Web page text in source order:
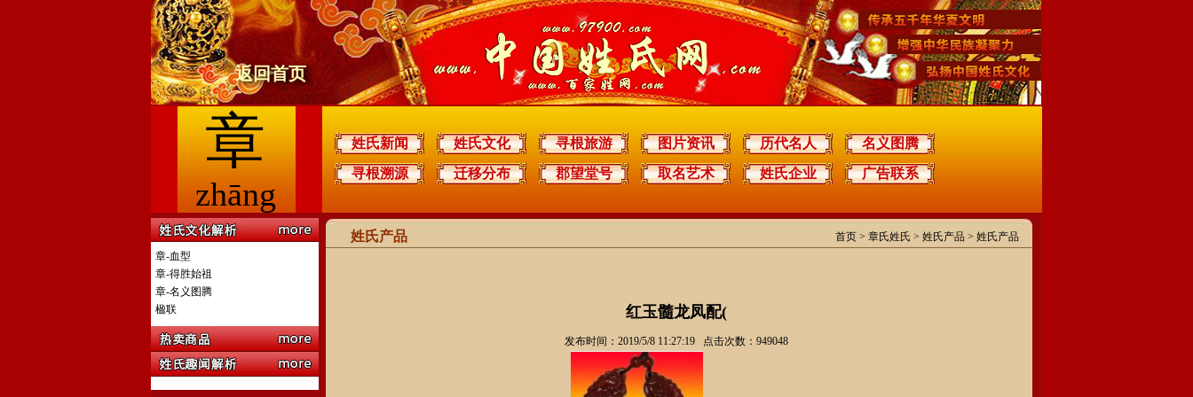
返回首页
章
zhāng
姓氏新闻 姓氏文化 寻根旅游 图片资讯 历代名人
名义图腾
寻根溯源
迁移分布 郡望堂号 取名艺术 姓氏企业 广告联系
章-血型
章-得胜始祖
章-名义图腾
楹联
姓氏产品 首页 > 章氏姓氏 > 姓氏产品 > 姓氏产品
红玉髓龙凤配(
发布时间：2019/5/8 11:27:19 点击次数：949048